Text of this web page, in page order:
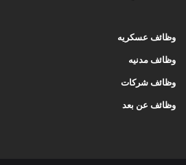
وظائف عسكريه
وظائف مدنيه
وظائف شركات
وظائف عن بعد